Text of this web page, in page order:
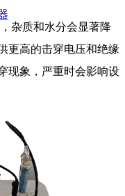
杂质和水分会显著降
更高的击穿电压和绝缘
现象，严重时会影响设